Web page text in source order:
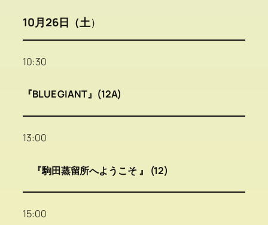
10月26日（土）
10:30
『BLUE GIANT』(12A)
13:00
『駒田蒸留所へようこそ 』 (12)
15:00